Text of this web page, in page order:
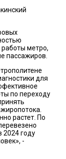
работы метро,
пассажиров.
для
по переходу
растет. По
2024 году
-